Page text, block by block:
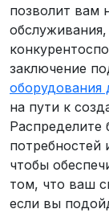
позволит вам
заключение
оборудования
на пути к
потребностей
чтобы
том, что ваш
если вы